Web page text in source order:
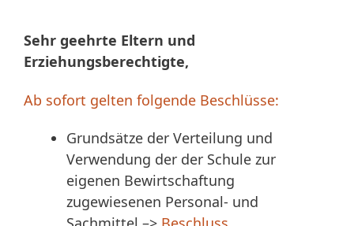
Sehr geehrte Eltern und
Erziehungsberechtigte,
Ab sofort gelten folgende Beschlüsse:
Grundsätze der Verteilung und
Verwendung der der Schule zur
eigenen Bewirtschaftung
zugewiesenen Personal- und